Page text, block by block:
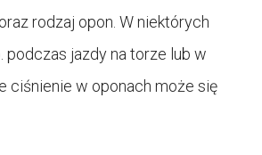
rodzaj opon. W niektórych
podczas jazdy na torze lub w
ciśnienie w oponach może się